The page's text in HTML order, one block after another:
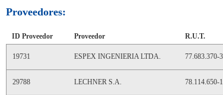
Proveedores:
ID Proveedor Proveedor R.U.T.
19731 ESPEX INGENIERIA LTDA. 77.683.370-3
29788 LECHNER S.A. 78.114.650-1